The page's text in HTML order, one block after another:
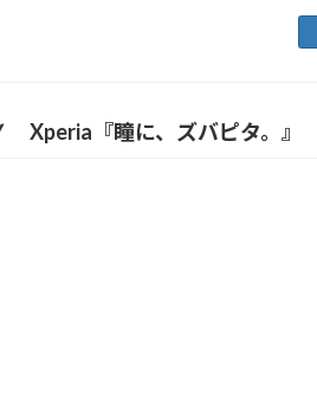
Xperia『瞳に、ズバピタ。』